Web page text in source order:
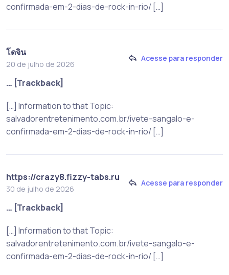
confirmada-em-2-dias-de-rock-in-rio/ […]
โดจิน
20 de julho de 2026
Acesse para responder
… [Trackback]
[…] Information to that Topic:
salvadorentretenimento.com.br/ivete-sangalo-e-
confirmada-em-2-dias-de-rock-in-rio/ […]
https://crazy8.fizzy-tabs.ru
30 de julho de 2026
Acesse para responder
… [Trackback]
[…] Information to that Topic:
salvadorentretenimento.com.br/ivete-sangalo-e-
confirmada-em-2-dias-de-rock-in-rio/ […]